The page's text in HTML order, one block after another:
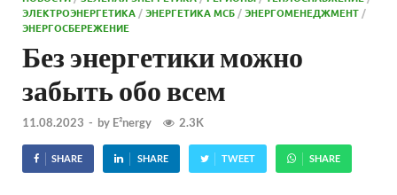
ЭЛЕКТРОЭНЕРГЕТИКА /ЭНЕРГЕТИКА МСБ /ЭНЕРГОМЕНЕДЖМЕНТ /
ЭНЕРГОСБЕРЕЖЕНИЕ
Без энергетики можно
забыть обо всем
11.08.2023 - by E²nergy 2.3K
SHARE SHARE TWEET SHARE